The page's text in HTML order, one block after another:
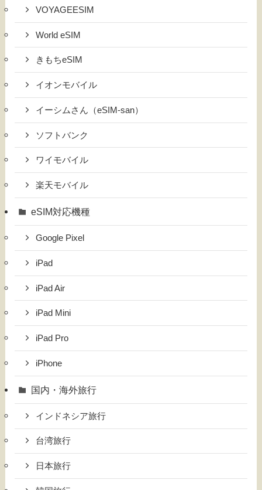
VOYAGEESIM
World eSIM
きもちeSIM
イオンモバイル
イーシムさん（eSIM-san）
ソフトバンク
ワイモバイル
楽天モバイル
eSIM対応機種
Google Pixel
iPad
iPad Air
iPad Mini
iPad Pro
iPhone
国内・海外旅行
インドネシア旅行
台湾旅行
日本旅行